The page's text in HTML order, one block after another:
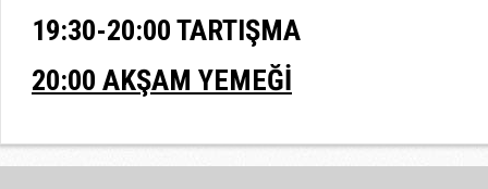
19:30-20:00 TARTIŞMA
20:00 AKŞAM YEMEĞİ